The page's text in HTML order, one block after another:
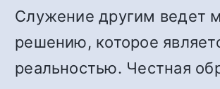
Служение другим ведет
решению, которое
реальностью. Честная